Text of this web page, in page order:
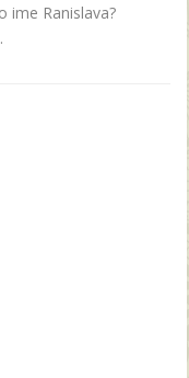
ime Ranislava?